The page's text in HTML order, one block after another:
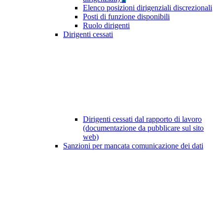
Elenco posizioni dirigenziali discrezionali
Posti di funzione disponibili
Ruolo dirigenti
Dirigenti cessati
Dirigenti cessati dal rapporto di lavoro
(documentazione da pubblicare sul sito
web)
Sanzioni per mancata comunicazione dei dati